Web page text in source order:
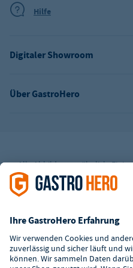
Über GastroHero
Digitaler Showroom
Hilfe
Alle Abbildungen ähnlich.
könnenZusatzkosten
² Unverbindl. Preisempfehlung
i.H.v. 7,90€ (zzgl. Mwst.)
**Die Tiefpreisgarantie ist
Rabatten kombinierbar.